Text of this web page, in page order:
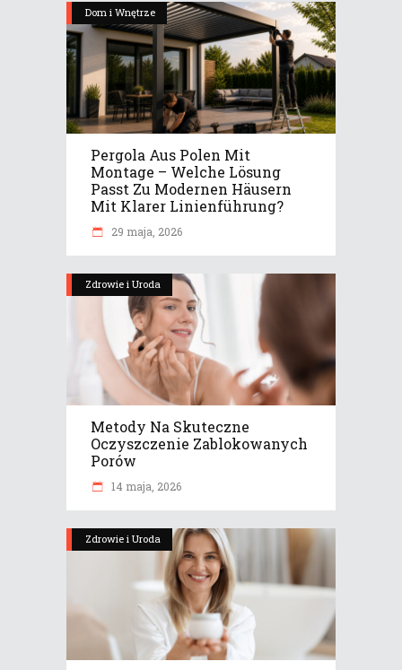
Dom i Wnętrze
Pergola Aus Polen Mit
Montage – Welche Lösung
Passt Zu Modernen Häusern
Mit Klarer Linienführung?
29 maja, 2026
Zdrowie i Uroda
Metody Na Skuteczne
Oczyszczenie Zablokowanych
Porów
14 maja, 2026
Zdrowie i Uroda